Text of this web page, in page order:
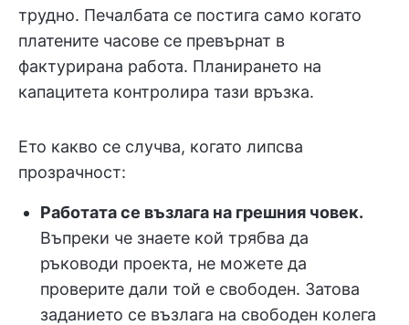
трудно. Печалбата се постига само когато
платените часове се превърнат в
фактурирана работа. Планирането на
капацитета контролира тази връзка.
Ето какво се случва, когато липсва
прозрачност:
Работата се възлага на грешния човек.
Въпреки че знаете кой трябва да
ръководи проекта, не можете да
проверите дали той е свободен. Затова
заданието се възлага на свободен колега